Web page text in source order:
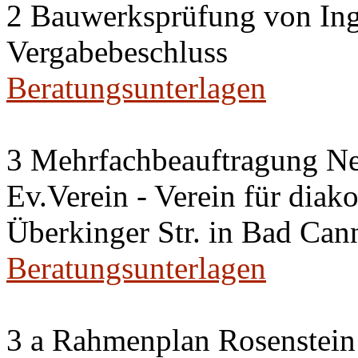
2 Bauwerksprüfung von
Vergabebeschluss
Beratungsunterlagen
3 Mehrfachbeauftragung
Ev.Verein - Verein für
Überkinger Str. in Bad
Beratungsunterlagen
3 a Rahmenplan Rosenstein